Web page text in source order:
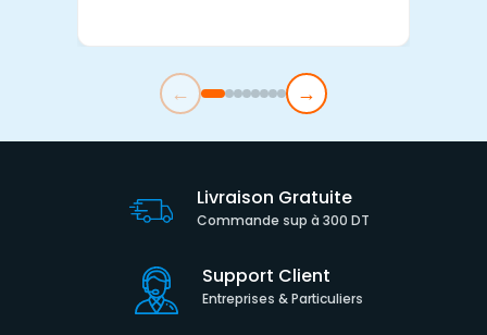
← →
Livraison Gratuite
Commande sup à 300 DT
Support Client
Entreprises & Particuliers